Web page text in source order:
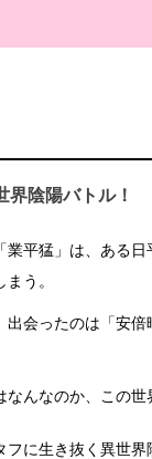
界陰陽バトル！
業平猛」は、ある
う。
出会ったのは「安
なんなのか、この
に生き抜く異世界